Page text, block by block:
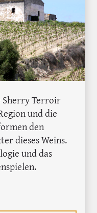
Sherry Terroir
und die
den
dieses Weins.
und das
des Sherrys: